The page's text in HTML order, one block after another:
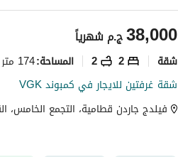
ج.م38,000 شهرياً
شقة 2
2 المساحة:174 متر مربع
شقة غرفتين للايجار في كمبوند VGK